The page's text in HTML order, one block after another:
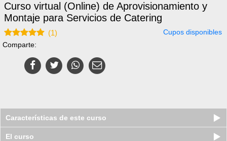
Curso virtual (Online) de Aprovisionamiento y
Montaje para Servicios de Catering
(1)
Cupos disponibles
Comparte:
Características de este curso
El curso